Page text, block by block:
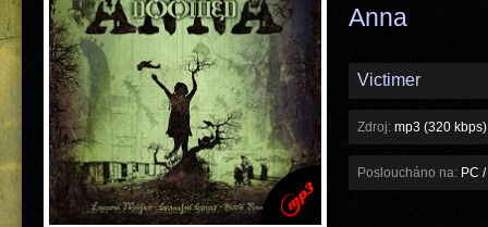
Anna
Victimer
Zdroj: mp3 (320 kbps)
Posloucháno na: PC